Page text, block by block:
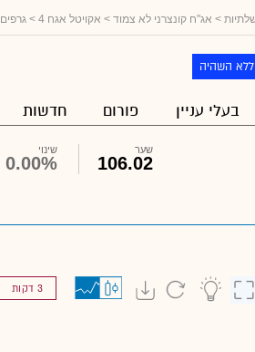
> אג"ח קונצרני לא צמוד > אקויטל אגח 4 > גרפים
ללא השהיה
בעלי עניין פורום חדשות
שער
106.02
שינוי
0.00%
3 דקות